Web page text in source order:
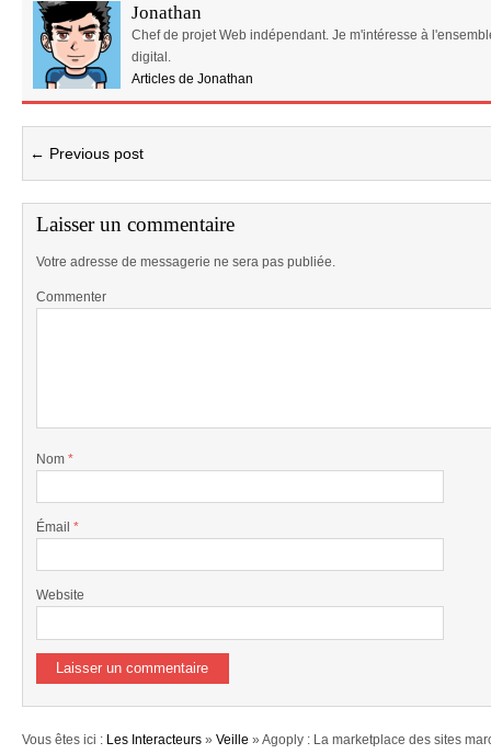
Jonathan
Chef de projet Web indépendant. Je m'intéresse à
digital.
Articles de Jonathan
← Previous post
Laisser un commentaire
Votre adresse de messagerie ne sera pas publiée.
Commenter
Nom *
Émail *
Website
Vous êtes ici : Les Interacteurs » Veille » Agoply : La marketplace des sites